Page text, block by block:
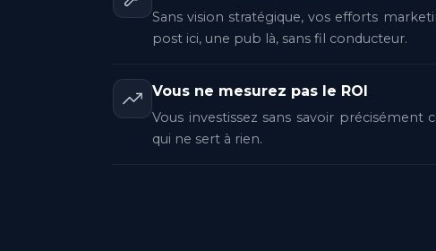
Sans vision stratégique, vos efforts
post ici, une pub là, sans fil conducteur.
Vous ne mesurez pas le ROI
Vous investissez sans savoir précisément
qui ne sert à rien.